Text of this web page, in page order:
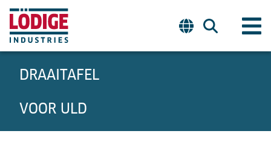
DRAAITAFEL
VOOR ULD